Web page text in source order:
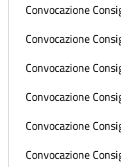
Convocazione
Convocazione
Convocazione
Convocazione
Convocazione
Convocazione